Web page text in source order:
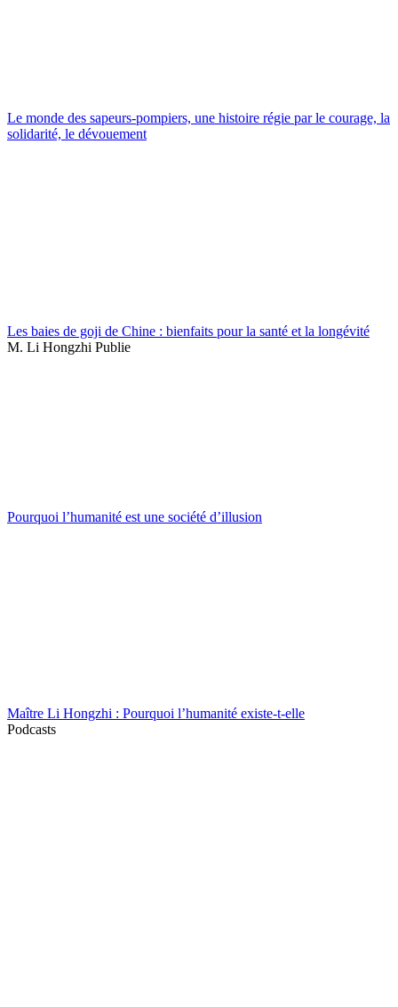
Le monde des sapeurs-pompiers, une histoire régie par le courage, la
solidarité, le dévouement
Les baies de goji de Chine : bienfaits pour la santé et la longévité
M. Li Hongzhi Publie
Pourquoi l’humanité est une société d’illusion
Maître Li Hongzhi : Pourquoi l’humanité existe-t-elle
Podcasts